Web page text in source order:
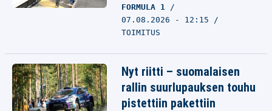
FORMULA 1
07.08.2026 - 12:15
TOIMITUS
Nyt riitti – suomalaisen
rallin suurlupauksen touhu
pistettiin pakettiin